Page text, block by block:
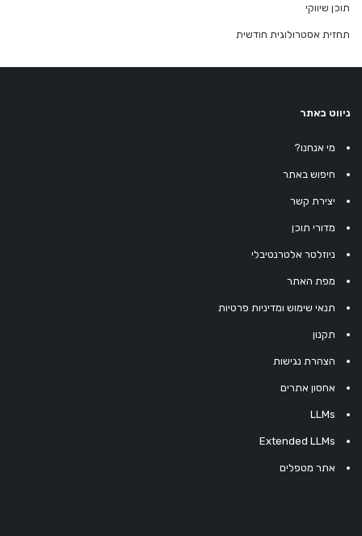
תוכן שיווקי
תחזית אסטרולוגית חודשית
ניווט באתר
מי אנחנו?
חיפוש באתר
יצירת קשר
מדורי תוכן
ניוזלטר אלטרנטיבלי
מפת האתר
תנאי שימוש ומדיניות פרטיות
תקנון
הצהרת נגישות
אחסון אתרים
LLMs
Extended LLMs
אתר מטפלים